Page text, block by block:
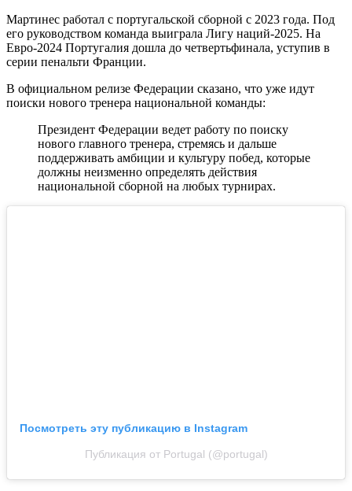
Мартинес работал с португальской сборной с 2023 года. Под
его руководством команда выиграла Лигу наций-2025. На
Евро-2024 Португалия дошла до четвертьфинала, уступив в
серии пенальти Франции.
В официальном релизе Федерации сказано, что уже идут
поиски нового тренера национальной команды:
Президент Федерации ведет работу по поиску
нового главного тренера, стремясь и дальше
поддерживать амбиции и культуру побед, которые
должны неизменно определять действия
национальной сборной на любых турнирах.
Посмотреть эту публикацию в Instagram
Публикация от Portugal (@portugal)